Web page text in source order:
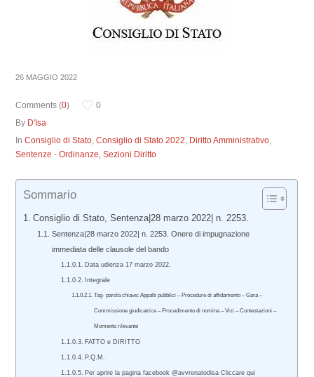
26 MAGGIO 2022
Comments (0)
0
By D'Isa
InConsiglio di Stato,Consiglio di Stato 2022, Diritto Amministrativo,
Sentenze - Ordinanze,Sezioni Diritto
Sommario
Consiglio di Stato, Sentenza|28 marzo 2022| n. 2253.
Sentenza|28 marzo 2022| n. 2253. Onere di impugnazione
immediata delle clausole del bando
Data udienza 17 marzo 2022.
Integrale
Tag- parola chiave: Appalti pubblici – Procedure di affidamento – Gara –
Commissione giudicatrice – Procedimento di nomina – Vizi – Contestazioni –
Momento rilevante
FATTO e DIRITTO
P.Q.M.
Per aprire la pagina facebook @avvrenatodisa Cliccare qui